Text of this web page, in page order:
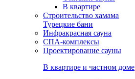
В квартире
Строительство хамама
Турецкие бани
Инфракрасная сауна
СПА-комплексы
Проектирование сауны
В квартире и частном доме